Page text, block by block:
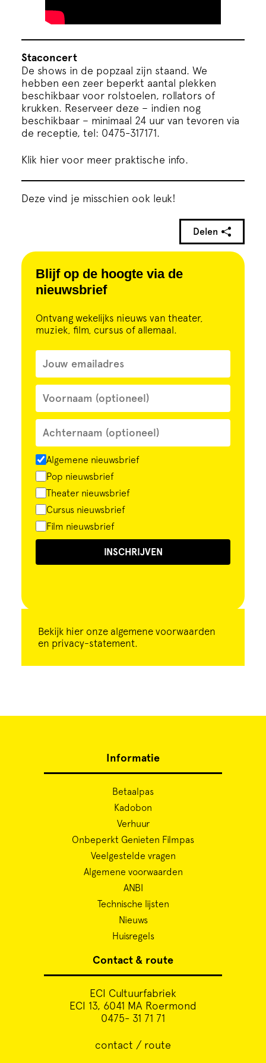
Blijf op de hoogte via de
nieuwsbrief
Ontvang wekelijks nieuws van theater,
muziek, film, cursus of allemaal.
Algemene nieuwsbrief
Pop nieuwsbrief
Theater nieuwsbrief
Cursus nieuwsbrief
Film nieuwsbrief
INSCHRIJVEN
Bekijk hier onze algemene voorwaarden
en privacy-statement.
Staconcert
De shows in de popzaal zijn staand. We
hebben een zeer beperkt aantal plekken
beschikbaar voor rolstoelen, rollators of
krukken. Reserveer deze – indien nog
beschikbaar – minimaal 24 uur van tevoren via
de receptie, tel: 0475-317171.
Klik hier voor meer praktische info.
Deze vind je misschien ook leuk!
Delen
Informatie
Betaalpas
Kadobon
Verhuur
Onbeperkt Genieten Filmpas
Veelgestelde vragen
Algemene voorwaarden
ANBI
Technische lijsten
Nieuws
Huisregels
Contact & route
ECI Cultuurfabriek
ECI 13, 6041 MA Roermond
0475- 31 71 71
contact / route